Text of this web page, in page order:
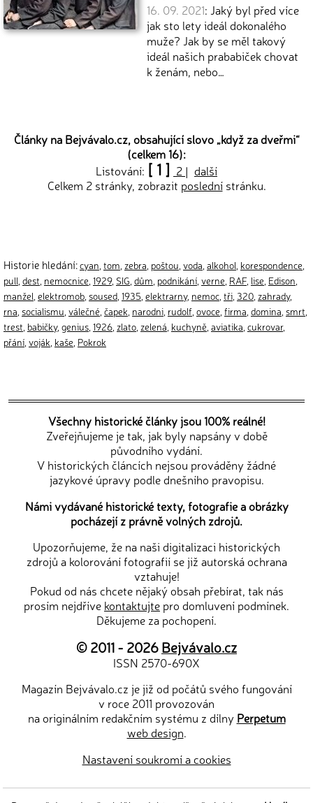
16. 09. 2021: Jaký byl před více
jak sto lety ideál dokonalého
muže? Jak by se měl takový
ideál našich prababiček chovat
k ženám, nebo…
Články na Bejvávalo.cz, obsahující slovo „když za dveřmi“
(celkem 16):
Listování: [ 1 ] 2 | další
Celkem 2 stránky, zobrazit poslednístránku.
Historie hledání:cyan tom zebra poštou voda alkohol korespondence
pull dest nemocnice 1929, SIG dům podnikání verne RAF, lise Edison
manžel elektromob soused 1935 elektrarny, nemoc tři 320 zahrady,
rna socialismu válečné čapek narodni rudolf ovoce firma domina smrt
trest babičky, genius 1926 zlato zelená kuchyně aviatika cukrovar,
přání voják kaše Pokrok
Všechny historické články jsou 100% reálné!
Zveřejňujeme je tak, jak byly napsány v době
původního vydání.
V historických článcích nejsou prováděny žádné
jazykové úpravy podle dnešního pravopisu.
Námi vydávané historické texty, fotografie a obrázky
pocházejí z právně volných zdrojů.
Upozorňujeme, že na naši digitalizaci historických
zdrojů a kolorování fotografií se již autorská ochrana
vztahuje!
Pokud od nás chcete nějaký obsah přebírat, tak nás
prosím nejdříve kontaktujte pro domluvení podmínek.
Děkujeme za pochopení.
© 2011 - 2026Bejvávalo.cz
ISSN 2570-690X
Magazín Bejvávalo.cz je již od počátů svého fungování
v roce 2011 provozován
na originálním redakčním systému z dílny Perpetum
web design.
Nastavení soukromí a cookies